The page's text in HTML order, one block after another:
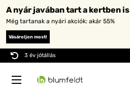
A nyár javában tart a kertben is
Még tartanak a nyári akciók: akár 55%
Vásároljon most!
3 év jótállás